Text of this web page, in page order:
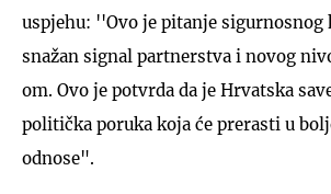
uspjehu: ''Ovo je pitanje sigurnosnog
snažan signal partnerstva i novog
om. Ovo je potvrda da je Hrvatska
politička poruka koja će prerasti u
odnose".